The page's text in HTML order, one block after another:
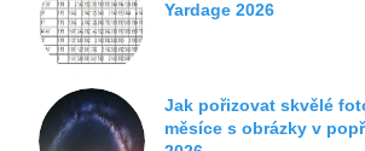
Yardage 2026
Jak pořizovat skvělé
měsíce s obrázky v